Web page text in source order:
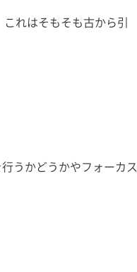
れはそもそも古から引
うかどうかやフォーカス